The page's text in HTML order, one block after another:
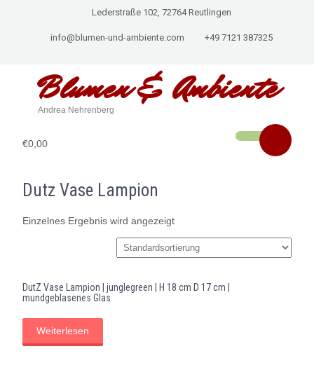
Lederstraße 102, 72764 Reutlingen
info@blumen-und-ambiente.com +49 7121 387325
Blumen & Ambiente
Andrea Nehrenberg
€0,00
Dutz Vase Lampion
Einzelnes Ergebnis wird angezeigt
DutZ Vase Lampion | junglegreen | H 18 cm D 17 cm |
mundgeblasenes Glas
Weiterlesen